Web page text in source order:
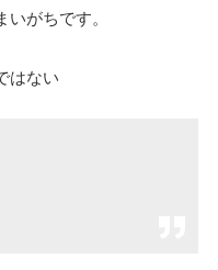
がちです。
はない